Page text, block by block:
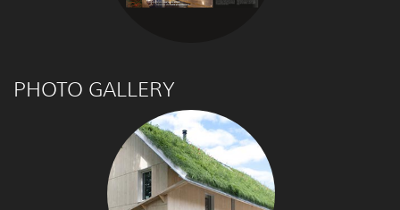
PHOTO GALLERY